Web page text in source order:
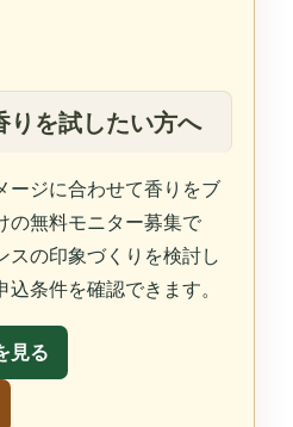
りを試したい方へ
ージに合わせて香りをブ
の無料モニター募集で
スの印象づくりを検討し
条件を確認できます。
見る